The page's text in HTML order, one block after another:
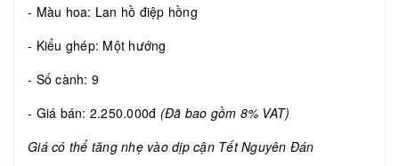
- Màu hoa: Lan hồ điệp hồng
- Kiểu ghép: Một hướng
- Số cành: 9
- Giá bán: 2.250.000đ (Đã bao gồm 8% VAT)
Giá có thể tăng nhẹ vào dịp cận Tết Nguyên Đán